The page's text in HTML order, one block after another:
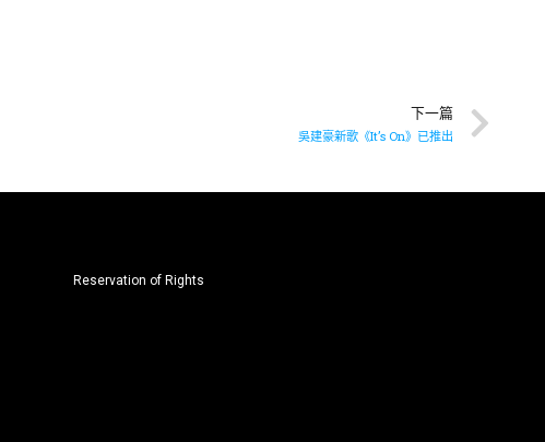
下一篇
吳建豪新歌《It’s On》已推出
Reservation of Rights